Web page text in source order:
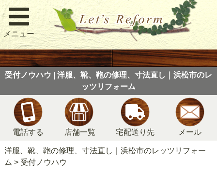
メニュー
受付ノウハウ | 洋服、靴、鞄の修理、寸法直し｜浜松市のレ
ッツリフォーム
電話する 店舗一覧 宅配送り先 メール
洋服、靴、鞄の修理、寸法直し｜浜松市のレッツリフォー
ム > 受付ノウハウ